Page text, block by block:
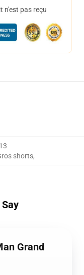
n'est pas reçu
shorts,
Grand